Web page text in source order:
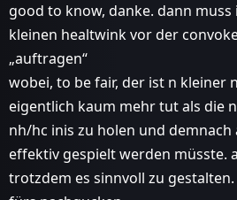
good to know, danke. dann
kleinen healtwink vor der
„auftragen“
wobei, to be fair, der ist n kleiner
eigentlich kaum mehr tut als die
nh/hc inis zu holen und demnach
effektiv gespielt werden müsste.
trotzdem es sinnvoll zu